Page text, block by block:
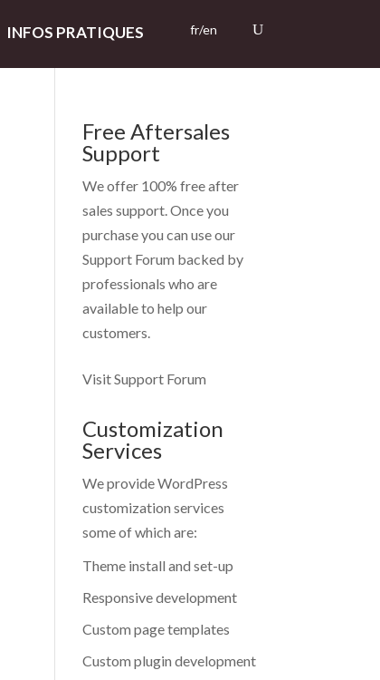
INFOS PRATIQUES fr/en
Free Aftersales
Support
We offer 100% free after
sales support. Once you
purchase you can use our
Support Forum backed by
professionals who are
available to help our
customers.
Visit Support Forum
Customization
Services
We provide WordPress
customization services
some of which are:
Theme install and set-up
Responsive development
Custom page templates
Custom plugin development